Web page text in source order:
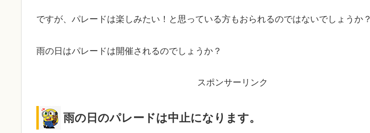
ですが、パレードは楽しみたい！と思っている方もおられるのではないでしょうか？
雨の日はパレードは開催されるのでしょうか？
スポンサーリンク
雨の日のパレードは中止になります。